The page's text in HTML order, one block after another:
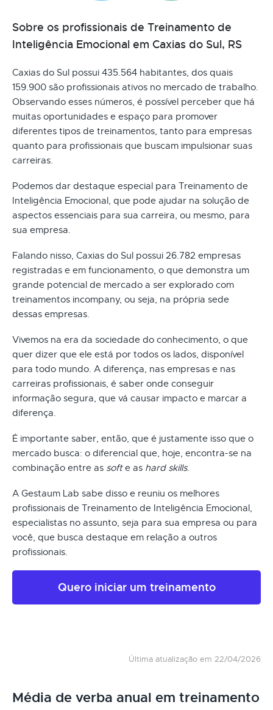
Sobre os profissionais de Treinamento de
Inteligência Emocional em Caxias do Sul, RS
Caxias do Sul possui 435.564 habitantes, dos quais
159.900 são profissionais ativos no mercado de trabalho.
Observando esses números, é possível perceber que há
muitas oportunidades e espaço para promover
diferentes tipos de treinamentos, tanto para empresas
quanto para profissionais que buscam impulsionar suas
carreiras.
Podemos dar destaque especial para Treinamento de
Inteligência Emocional, que pode ajudar na solução de
aspectos essenciais para sua carreira, ou mesmo, para
sua empresa.
Falando nisso, Caxias do Sul possui 26.782 empresas
registradas e em funcionamento, o que demonstra um
grande potencial de mercado a ser explorado com
treinamentos incompany, ou seja, na própria sede
dessas empresas.
Vivemos na era da sociedade do conhecimento, o que
quer dizer que ele está por todos os lados, disponível
para todo mundo. A diferença, nas empresas e nas
carreiras profissionais, é saber onde conseguir
informação segura, que vá causar impacto e marcar a
diferença.
É importante saber, então, que é justamente isso que o
mercado busca: o diferencial que, hoje, encontra-se na
combinação entre as softe as hard skills.
A Gestaum Lab sabe disso e reuniu os melhores
profissionais de Treinamento de Inteligência Emocional,
especialistas no assunto, seja para sua empresa ou para
você, que busca destaque em relação a outros
profissionais.
Quero iniciar um treinamento
Última atualização em 22/04/2026
Média de verba anual em treinamento